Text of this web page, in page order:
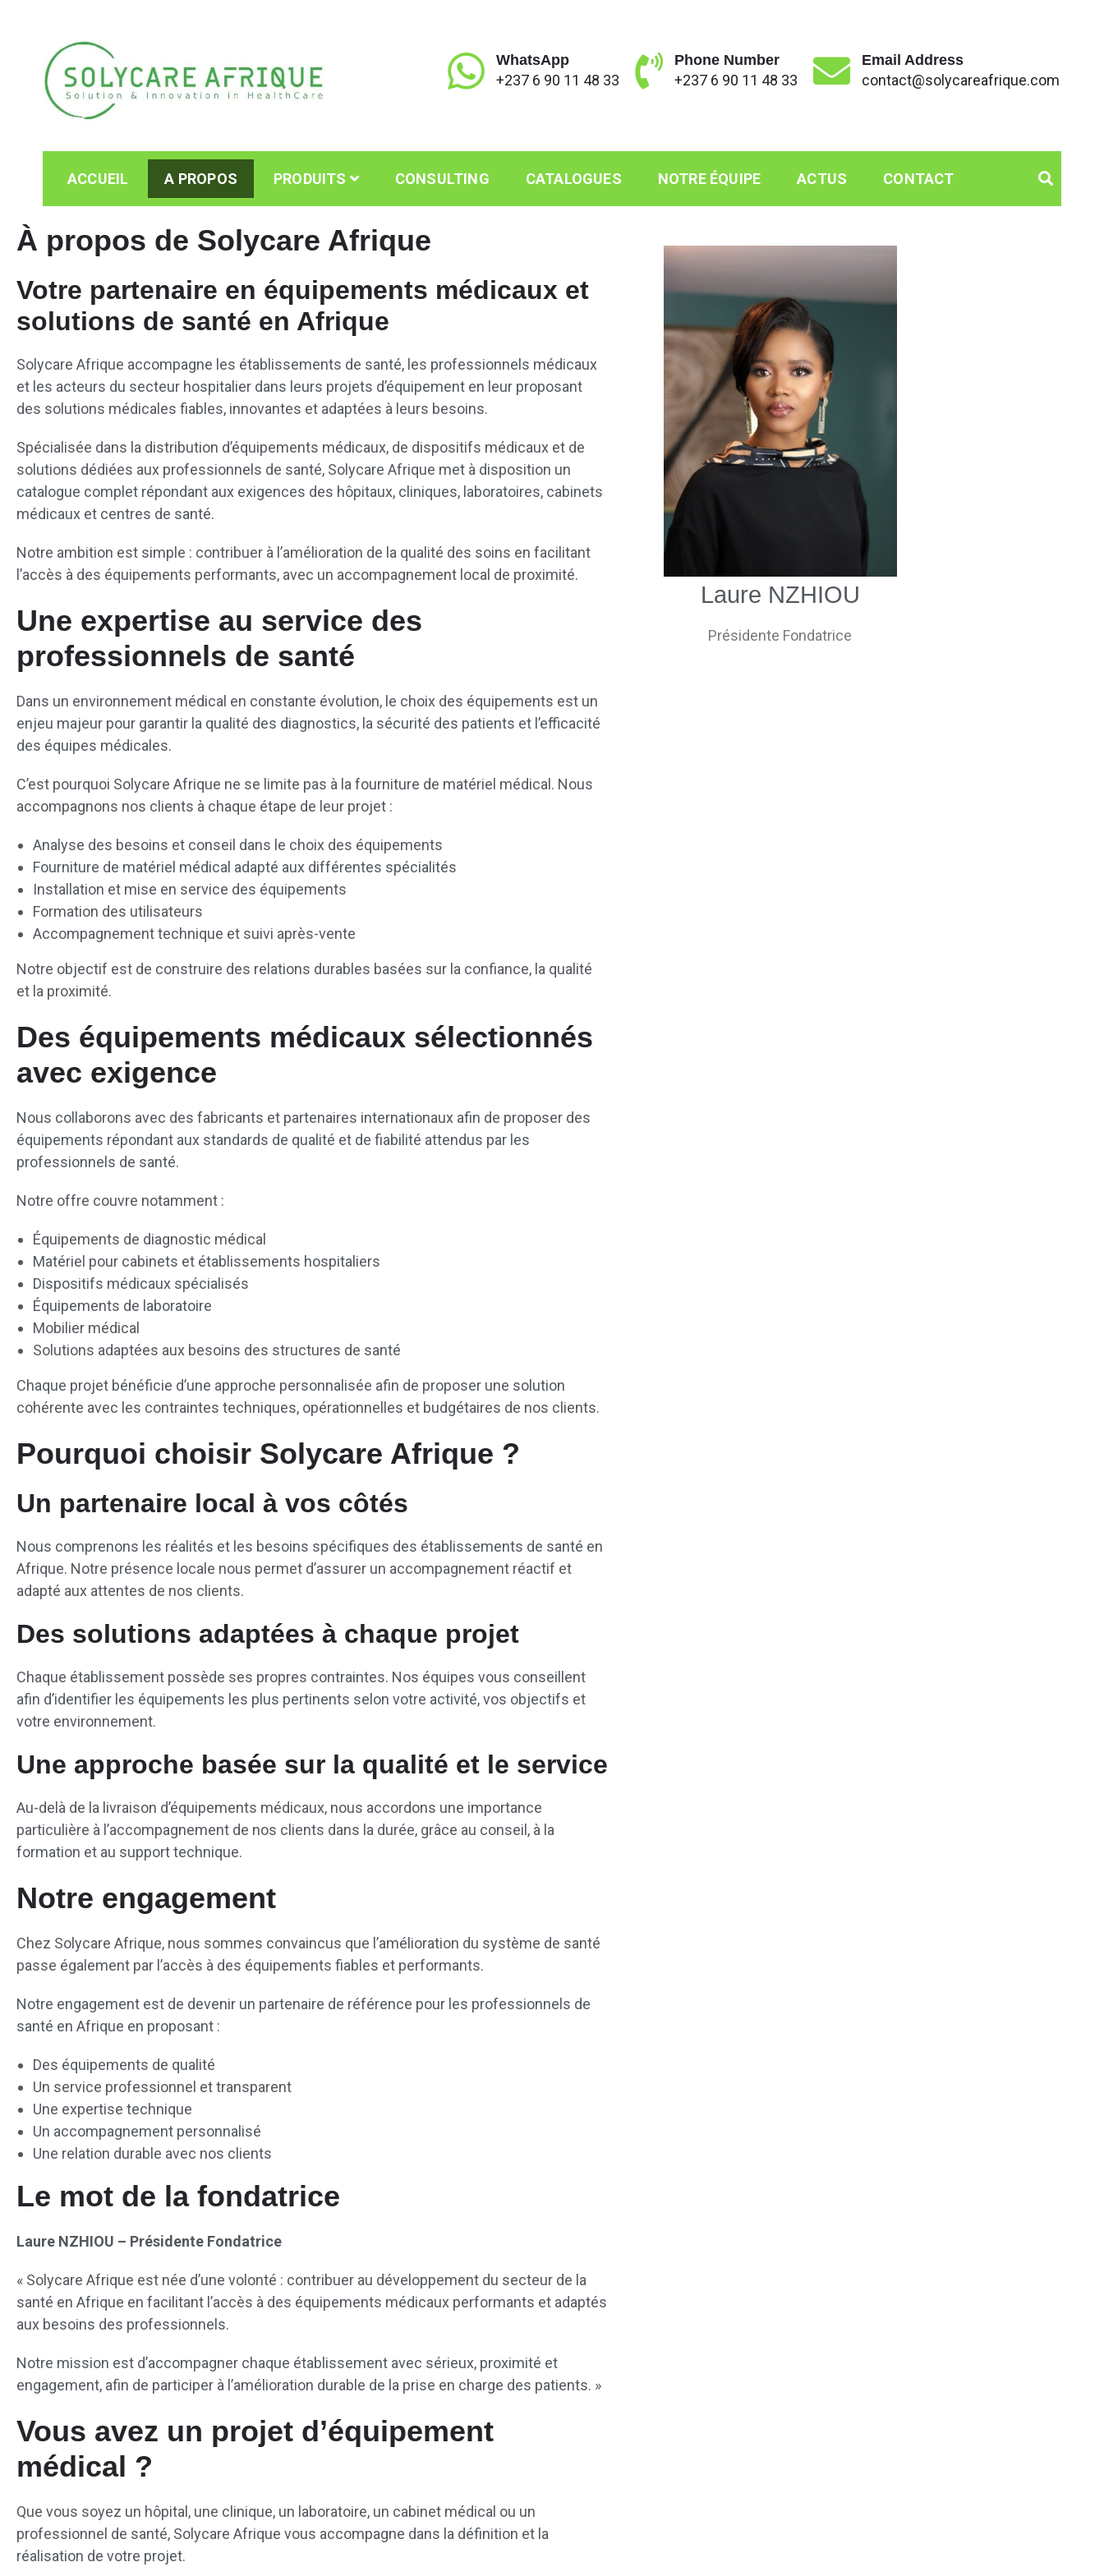
Solycare Afrique
WhatsApp
+237 6 90 11 48 33
Phone Number
+237 6 90 11 48 33
Email Address
contact@solycareafrique.com
ACCUEIL A PROPOS PRODUITS CONSULTING CATALOGUES NOTRE ÉQUIPE ACTUS CONTACT
À propos de Solycare Afrique
Votre partenaire en équipements médicaux et
solutions de santé en Afrique
Solycare Afrique accompagne les établissements de santé, les professionnels médicaux
et les acteurs du secteur hospitalier dans leurs projets d’équipement en leur proposant
des solutions médicales fiables, innovantes et adaptées à leurs besoins.
Spécialisée dans la distribution d’équipements médicaux, de dispositifs médicaux et de
solutions dédiées aux professionnels de santé, Solycare Afrique met à disposition un
catalogue complet répondant aux exigences des hôpitaux, cliniques, laboratoires, cabinets
médicaux et centres de santé.
Notre ambition est simple : contribuer à l’amélioration de la qualité des soins en facilitant
l’accès à des équipements performants, avec un accompagnement local de proximité.
Une expertise au service des
professionnels de santé
Dans un environnement médical en constante évolution, le choix des équipements est un
enjeu majeur pour garantir la qualité des diagnostics, la sécurité des patients et l’efficacité
des équipes médicales.
C’est pourquoi Solycare Afrique ne se limite pas à la fourniture de matériel médical. Nous
accompagnons nos clients à chaque étape de leur projet :
Analyse des besoins et conseil dans le choix des équipements
Fourniture de matériel médical adapté aux différentes spécialités
Installation et mise en service des équipements
Formation des utilisateurs
Accompagnement technique et suivi après-vente
Notre objectif est de construire des relations durables basées sur la confiance, la qualité
et la proximité.
Des équipements médicaux sélectionnés
avec exigence
Nous collaborons avec des fabricants et partenaires internationaux afin de proposer des
équipements répondant aux standards de qualité et de fiabilité attendus par les
professionnels de santé.
Notre offre couvre notamment :
Équipements de diagnostic médical
Matériel pour cabinets et établissements hospitaliers
Dispositifs médicaux spécialisés
Équipements de laboratoire
Mobilier médical
Solutions adaptées aux besoins des structures de santé
Chaque projet bénéficie d’une approche personnalisée afin de proposer une solution
cohérente avec les contraintes techniques, opérationnelles et budgétaires de nos clients.
Pourquoi choisir Solycare Afrique ?
Un partenaire local à vos côtés
Nous comprenons les réalités et les besoins spécifiques des établissements de santé en
Afrique. Notre présence locale nous permet d’assurer un accompagnement réactif et
adapté aux attentes de nos clients.
Des solutions adaptées à chaque projet
Chaque établissement possède ses propres contraintes. Nos équipes vous conseillent
afin d’identifier les équipements les plus pertinents selon votre activité, vos objectifs et
votre environnement.
Une approche basée sur la qualité et le service
Au-delà de la livraison d’équipements médicaux, nous accordons une importance
particulière à l’accompagnement de nos clients dans la durée, grâce au conseil, à la
formation et au support technique.
Notre engagement
Chez Solycare Afrique, nous sommes convaincus que l’amélioration du système de santé
passe également par l’accès à des équipements fiables et performants.
Notre engagement est de devenir un partenaire de référence pour les professionnels de
santé en Afrique en proposant :
Des équipements de qualité
Un service professionnel et transparent
Une expertise technique
Un accompagnement personnalisé
Une relation durable avec nos clients
Le mot de la fondatrice
Laure NZHIOU – Présidente Fondatrice
« Solycare Afrique est née d’une volonté : contribuer au développement du secteur de la
santé en Afrique en facilitant l’accès à des équipements médicaux performants et adaptés
aux besoins des professionnels.
Notre mission est d’accompagner chaque établissement avec sérieux, proximité et
engagement, afin de participer à l’amélioration durable de la prise en charge des patients. »
Vous avez un projet d’équipement
médical ?
Que vous soyez un hôpital, une clinique, un laboratoire, un cabinet médical ou un
professionnel de santé, Solycare Afrique vous accompagne dans la définition et la
réalisation de votre projet.
Laure NZHIOU
Présidente Fondatrice